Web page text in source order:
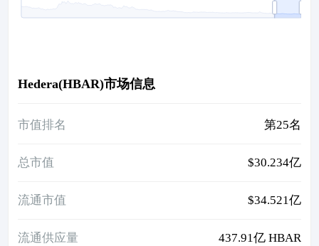
Hedera(HBAR)市场信息
市值排名 第25名
总市值 $30.234亿
流通市值 $34.521亿
流通供应量 437.91亿 HBAR